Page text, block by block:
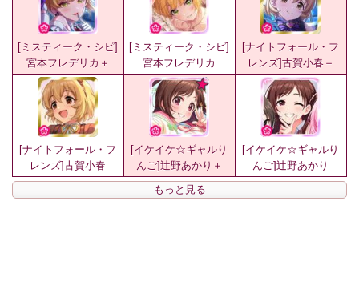
[ミスティーク・シピ]
宮本フレデリカ＋
[ミスティーク・シピ]
宮本フレデリカ
[ナイトフォール・フ
レンズ]古賀小春＋
[ナイトフォール・フ
レンズ]古賀小春
[イケイケ☆ギャルり
んご]辻野あかり＋
[イケイケ☆ギャルり
んご]辻野あかり
もっと見る